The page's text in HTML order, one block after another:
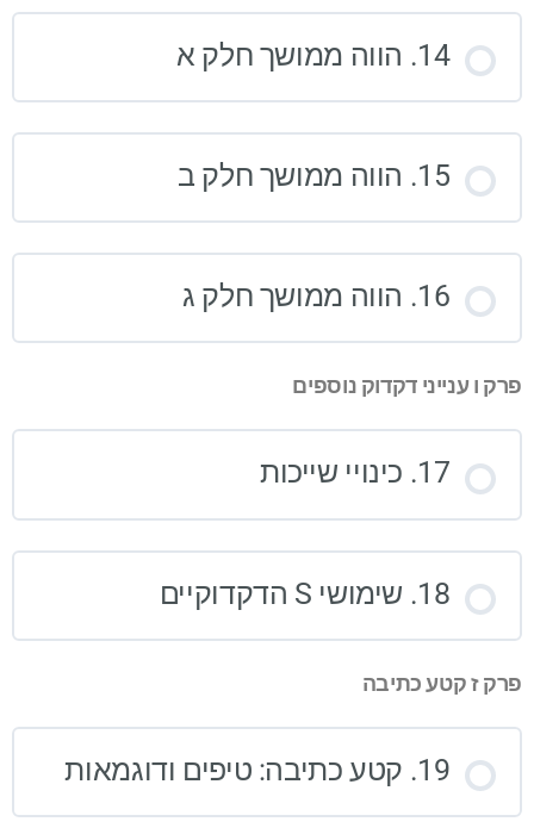
14. הווה ממושך חלק א
15. הווה ממושך חלק ב
16. הווה ממושך חלק ג
פרק ו ענייני דקדוק נוספים
17. כינויי שייכות
18. שימושי S הדקדוקיים
פרק ז קטע כתיבה
19. קטע כתיבה: טיפים ודוגמאות